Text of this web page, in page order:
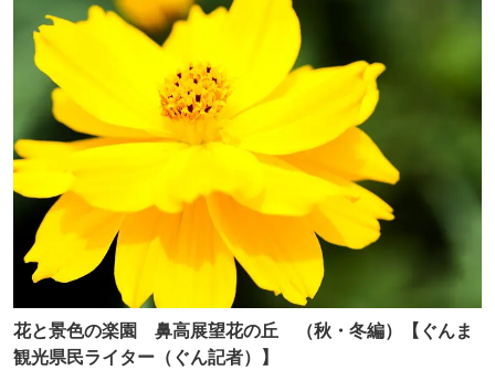
花と景色の楽園 鼻高展望花の丘 （秋・冬編）【ぐんま
観光県民ライター（ぐん記者）】